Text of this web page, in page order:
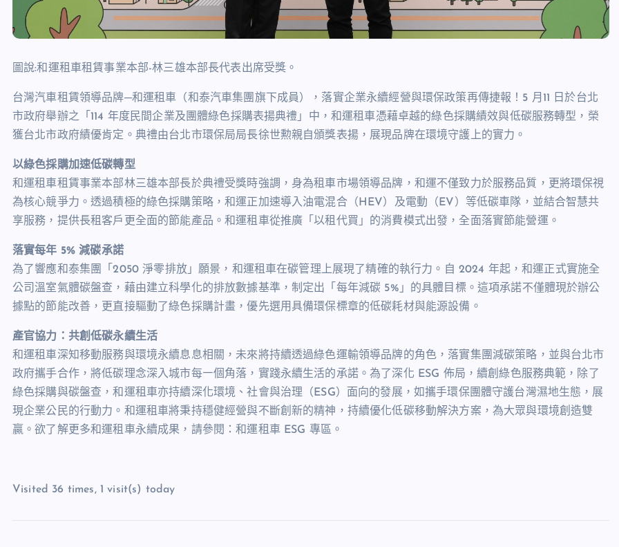
圖說:和運租車租賃事業本部-林三雄本部⾧代表出席受獎。
台灣汽車租賃領導品牌─和運租車（和泰汽車集團旗下成員），落實企業永續經營與環保政策再傳捷報！5 月11 日於台北
市政府舉辦之「114 年度民間企業及團體綠色採購表揚典禮」中，和運租車憑藉卓越的綠色採購績效與低碳服務轉型，榮
獲台北市政府績優肯定。典禮由台北市環保局局⾧徐世勲親自頒獎表揚，展現品牌在環境守護上的實力。
以綠色採購加速低碳轉型
和運租車租賃事業本部林三雄本部⾧於典禮受獎時強調，身為租車市場領導品牌，和運不僅致力於服務品質，更將環保視
為核心競爭力。透過積極的綠色採購策略，和運正加速導入油電混合（HEV）及電動（EV）等低碳車隊，並結合智慧共
享服務，提供⾧租客戶更全面的節能產品。和運租車從推廣「以租代買」的消費模式出發，全面落實節能營運。
落實每年 5% 減碳承諾
為了響應和泰集團「2050 淨零排放」願景，和運租車在碳管理上展現了精確的執行力。自 2024 年起，和運正式實施全
公司溫室氣體碳盤查，藉由建立科學化的排放數據基準，制定出「每年減碳 5%」的具體目標。這項承諾不僅體現於辦公
據點的節能改善，更直接驅動了綠色採購計畫，優先選用具備環保標章的低碳耗材與能源設備。
產官協力：共創低碳永續生活
和運租車深知移動服務與環境永續息息相關，未來將持續透過綠色運輸領導品牌的角色，落實集團減碳策略，並與台北市
政府攜手合作，將低碳理念深入城市每㇐個角落，實踐永續生活的承諾。為了深化 ESG 佈局，續創綠色服務典範，除了
綠色採購與碳盤查，和運租車亦持續深化環境、社會與治理（ESG）面向的發展，如攜手環保團體守護台灣濕地生態，展
現企業公民的行動力。和運租車將秉持穩健經營與不斷創新的精神，持續優化低碳移動解決方案，為大眾與環境創造雙
贏。欲了解更多和運租車永續成果，請參閱：和運租車 ESG 專區。
Visited 36 times, 1 visit(s) today